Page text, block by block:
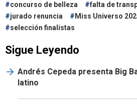
concurso de belleza
falta de
jurado renuncia
Miss Universo
selección finalistas
Sigue Leyendo
Andrés Cepeda presenta Big
latino